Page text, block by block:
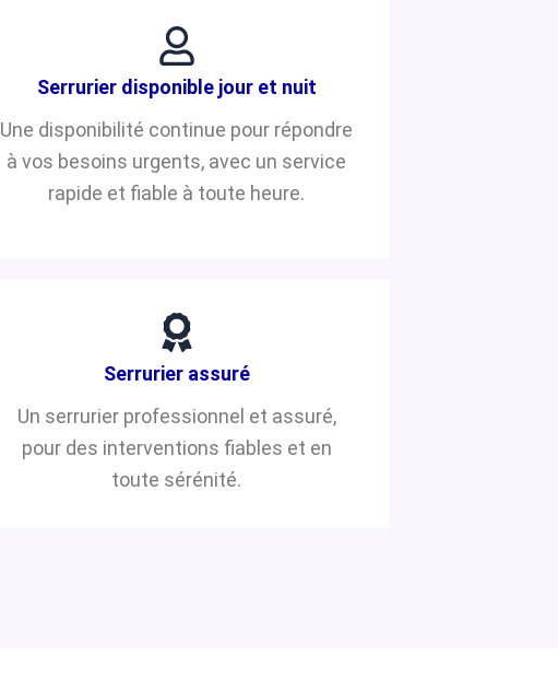
Serrurier disponible jour et nuit
Une disponibilité continue pour répondre
à vos besoins urgents, avec un service
rapide et fiable à toute heure.
Serrurier assuré
Un serrurier professionnel et assuré,
pour des interventions fiables et en
toute sérénité.